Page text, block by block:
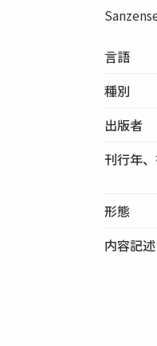
言語
種別
出版者
刊行年
形態
内容記述